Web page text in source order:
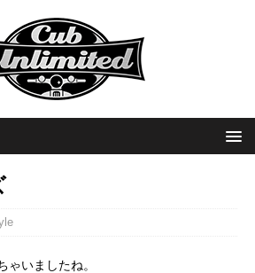
ゃいましたね。